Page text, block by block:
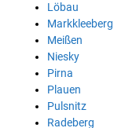
Löbau
Markkleeberg
Meißen
Niesky
Pirna
Plauen
Pulsnitz
Radeberg